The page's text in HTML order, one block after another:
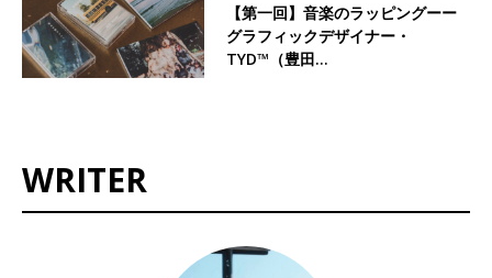
【第一回】音楽のラッピングーー
グラフィックデザイナー・
TYD™️（豊田…
WRITER